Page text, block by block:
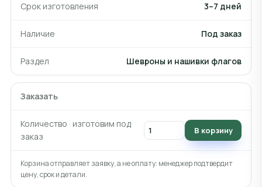
Срок изготовления 3–7 дней
Наличие Под заказ
Раздел Шевроны и нашивки флагов
Заказать
Количество · изготовим под
заказ
В корзину
Корзина отправляет заявку, а не оплату: менеджер подтвердит
цену, срок и детали.